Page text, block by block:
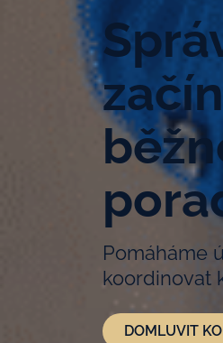
Pomáháme
koordinovat
DOMLUVIT